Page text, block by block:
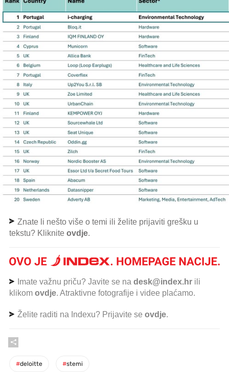
Znate li nešto više o temi ili želite prijaviti grešku u
tekstu? Kliknite ovdje.
Imate važnu priču? Javite se na desk@index.hr ili
klikom ovdje. Atraktivne fotografije i videe plaćamo.
Želite raditi na Indexu? Prijavite se ovdje.
#deloitte #stemi